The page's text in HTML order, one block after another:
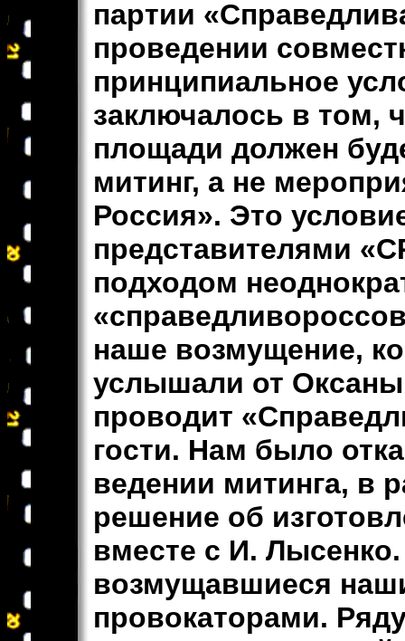
партии
проведении
принципиальное
заключалось в том,
площади должен
митинг, а не
Россия». Это
представителями
подходом
наше возмущение,
услышали от
проводит
гости. Нам было
ведении митинга, в
решение об
вместе с И.
возмущавшиеся
провокаторами.